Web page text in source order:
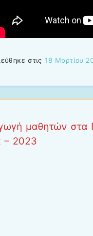
στις 18 Μαρτίου
μαθητών στα
– 2023